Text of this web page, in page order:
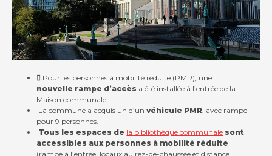
Pour les personnes à mobilité réduite (PMR), une
nouvelle rampe d’accès a été installée à l’entrée de la
Maison communale.
La commune a acquis un d’unvéhicule PMR , avec rampe
pour 9 personnes.
Tous les espaces de la bibliothèque communale sont
accessibles aux personnes à mobilité réduite
(rampe à l’entrée, locaux au rez-de-chaussée et distance